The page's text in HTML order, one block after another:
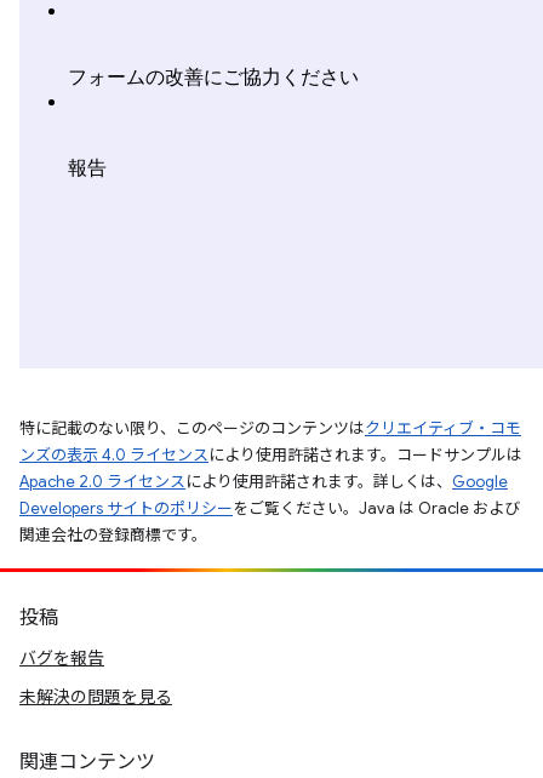
特に記載のない限り、このページのコンテンツはクリエイティブ・コモ
ンズの表示 4.0 ライセンスにより使用許諾されます。コードサンプルは
Apache 2.0 ライセンスにより使用許諾されます。詳しくは、 Google
Developers サイトのポリシーをご覧ください。Java は Oracle および
関連会社の登録商標です。
投稿
バグを報告
未解決の問題を見る
関連コンテンツ